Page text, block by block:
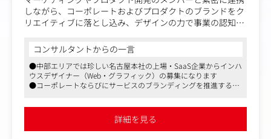
しながら、コーポレートおよびプロダクトのブランドをク
リエイティブに落とし込み、デザインの力で事業の認知拡
多様なチャネルのクリエイティブ制作：
- Webサイト、LP、広告、SNSバナー、展示会ブース、
印刷物（導入事例集やパンフレット）、空間デザインな
ど、各種タッチポイントにおけるクリエイティブの制作・
一貫性のあるビジュアル展開
- キャンペーン、PR資料、社内イベントなどの各種クリ
コンサルタントからの一言
●中部エリアでは珍しい名古屋本社の上場・SaaS企業からインハ
ウスデザイナー（Web・グラフィック）の募集になります
●コーポレートならびにサービスのブランディングを推進する上
●グロースからプライム上場を目指している同社において、何事
もスピード感をもって物事が進んでいきますので、ご自身のスキ
ルアップにつながります
詳細を見る